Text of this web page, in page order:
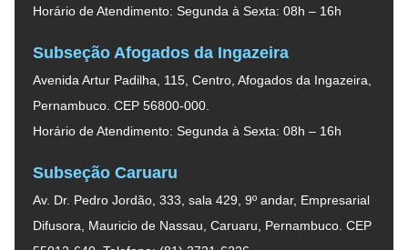
Horário de Atendimento: Segunda à Sexta: 08h – 16h
Subseção Afogados da Ingazeira
Avenida Artur Padilha, 115, Centro, Afogados da Ingazeira,
Pernambuco. CEP 56800-000.
Horário de Atendimento: Segunda à Sexta: 08h – 16h
Subseção Caruaru
Av. Dr. Pedro Jordão, 333, sala 429, 9º andar, Empresarial
Difusora, Mauricio de Nassau, Caruaru, Pernambuco. CEP